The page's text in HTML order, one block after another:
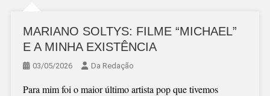
MARIANO SOLTYS: FILME “MICHAEL”
E A MINHA EXISTÊNCIA
03/05/2026 Da Redação
Para mim foi o maior último artista pop que tivemos